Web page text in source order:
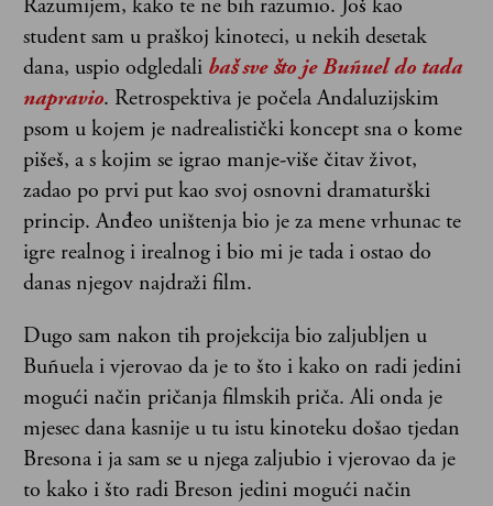
Razumijem, kako te ne bih razumio. Još kao
student sam u praškoj kinoteci, u nekih desetak
dana, uspio odgledali baš sve što je Buñuel do tada
napravio. Retrospektiva je počela Andaluzijskim
psom u kojem je nadrealistički koncept sna o kome
pišeš, a s kojim se igrao manje-više čitav život,
zadao po prvi put kao svoj osnovni dramaturški
princip. Anđeo uništenja bio je za mene vrhunac te
igre realnog i irealnog i bio mi je tada i ostao do
danas njegov najdraži film.
Dugo sam nakon tih projekcija bio zaljubljen u
Buñuela i vjerovao da je to što i kako on radi jedini
mogući način pričanja filmskih priča. Ali onda je
mjesec dana kasnije u tu istu kinoteku došao tjedan
Bresona i ja sam se u njega zaljubio i vjerovao da je
to kako i što radi Breson jedini mogući način